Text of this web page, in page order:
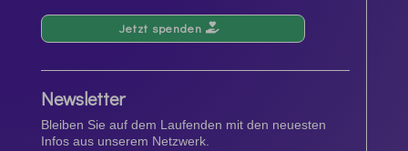
Jetzt spenden
Newsletter
Bleiben Sie auf dem Laufenden mit den neuesten
Infos aus unserem Netzwerk.